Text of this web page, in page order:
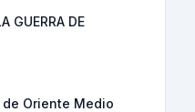
GUERRA DE
Oriente Medio